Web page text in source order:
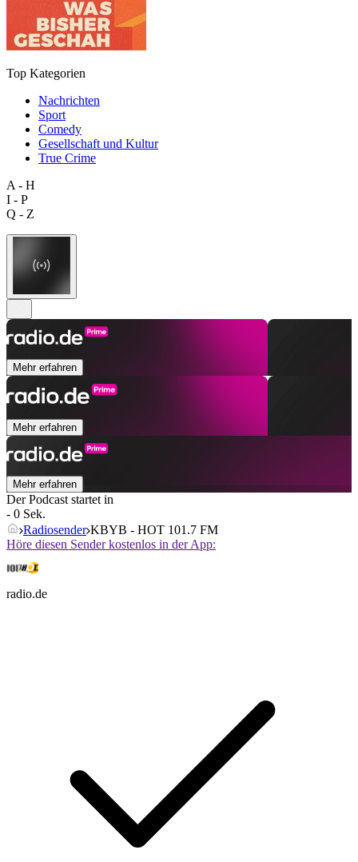
Top Kategorien
Nachrichten
Sport
Comedy
Gesellschaft und Kultur
True Crime
A - H
I - P
Q - Z
Mehr erfahren
Mehr erfahren
Mehr erfahren
Der Podcast startet in
- 0 Sek.
Radiosender KBYB - HOT 101.7 FM
Höre diesen Sender kostenlos in der App:
radio.de